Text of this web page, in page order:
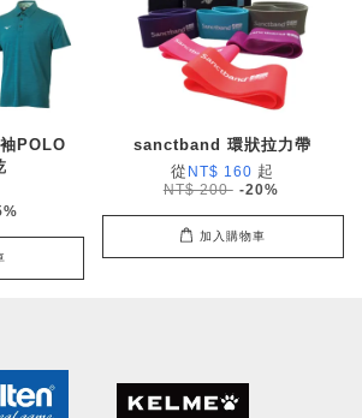
POLO
sanctband 環狀拉力帶
從 NT$ 160 起
NT$ 200 -20%
加入購物車